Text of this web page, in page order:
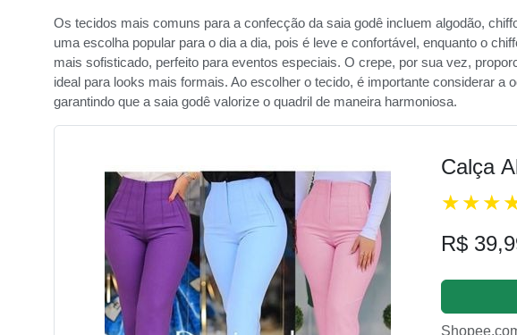
Os tecidos mais comuns para a confecção da saia godê incluem algodão,
uma escolha popular para o dia a dia, pois é leve e confortável, enquanto o
mais sofisticado, perfeito para eventos especiais. O crepe, por sua vez,
ideal para looks mais formais. Ao escolher o tecido, é importante considerar a
garantindo que a saia godê valorize o quadril de maneira harmoniosa.
Calça
R$